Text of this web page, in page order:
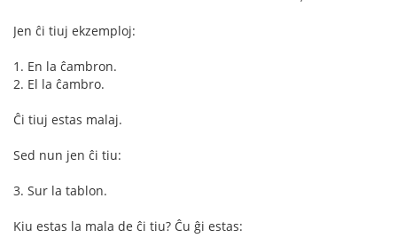
Jen ĉi tiuj ekzemploj:
1. En la ĉambron.
2. El la ĉambro.
Ĉi tiuj estas malaj.
Sed nun jen ĉi tiu:
3. Sur la tablon.
Kiu estas la mala de ĉi tiu? Ĉu ĝi estas: